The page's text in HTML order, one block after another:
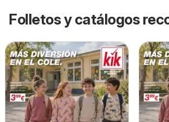
Folletos y catálogos